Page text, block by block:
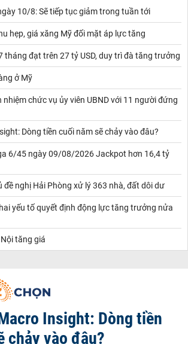
10/8: Sẽ tiếp tục giảm trong tuần tới
hẹp, giá xăng Mỹ đối mặt áp lực tăng
tháng đạt trên 27 tỷ USD, duy trì đà tăng trưởng
ở Mỹ
nhiệm chức vụ ủy viên UBND với 11 người đứng
Dòng tiền cuối năm sẽ chảy vào đâu?
6/45 ngày 09/08/2026 Jackpot hơn 16,4 tỷ
đề nghị Hải Phòng xử lý 363 nhà, đất dôi dư
yếu tố quyết định động lực tăng trưởng nửa
tăng giá
Insight: Dòng tiền
chảy vào đâu?